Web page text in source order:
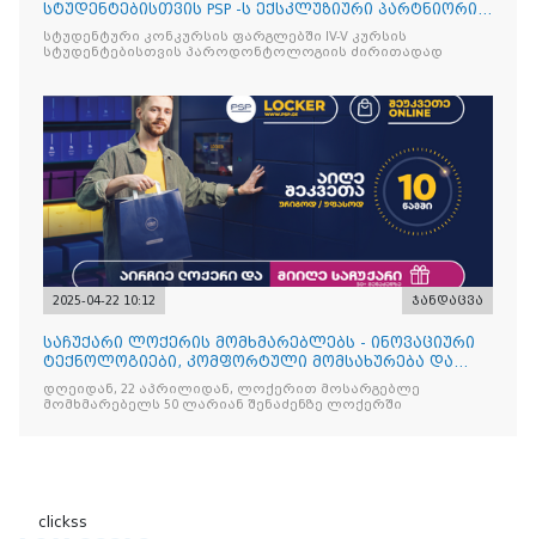
სტუდენტებისთვის PSP -ს ექსკლუზიური პარტნიორის
იტალიური ბრენდის Curasept-
სტუდენტური კონკურსის ფარგლებში IV-V კურსის
სტუდენტებისთვის პაროდონტოლოგიის ძირითადად
2025-04-22 10:12 ჯანდაცვა
საჩუქარი ლოქერის მომხმარებლებს - ინოვაციური
ტექნოლოგიები, კომფორტული მომსახურება და
ყოველთვის სარგებ
დღეიდან, 22 აპრილიდან, ლოქერით მოსარგებლე
მომხმარებელს 50 ლარიან შენაძენზე ლოქერში
clickss